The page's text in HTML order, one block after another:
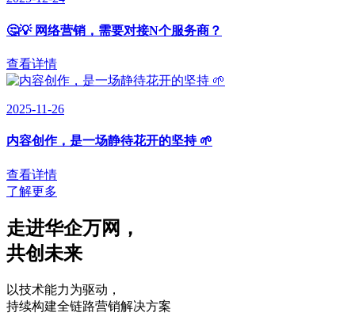
🤔💡 网络营销，需要对接N个服务商？
查看详情
2025-11-26
内容创作，是一场静待花开的坚持 🌱
查看详情
了解更多
走进华企万网 ，
共创未来
以技术能力为驱动 ，
持续构建全链路营销解决方案